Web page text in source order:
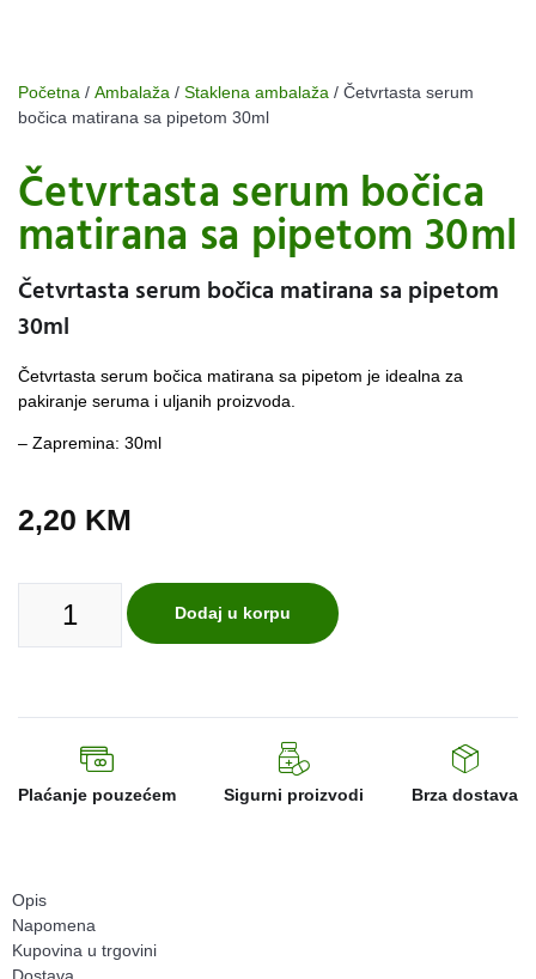
Početna / Ambalaža / Staklena ambalaža / Četvrtasta serum
bočica matirana sa pipetom 30ml
Četvrtasta serum bočica
matirana sa pipetom 30ml
Četvrtasta serum bočica matirana sa pipetom
30ml
Četvrtasta serum bočica matirana sa pipetom je idealna za
pakiranje seruma i uljanih proizvoda.
– Zapremina: 30ml
2,20 KM
Dodaj u korpu
Plaćanje pouzećem Sigurni proizvodi Brza dostava
Opis
Napomena
Kupovina u trgovini